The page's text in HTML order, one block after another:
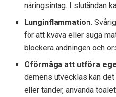
näringsintag. I slutändan
Lunginflammation.
för att kväva eller suga
blockera andningen och
Oförmåga att utföra
demens utvecklas kan
eller tänder, använda